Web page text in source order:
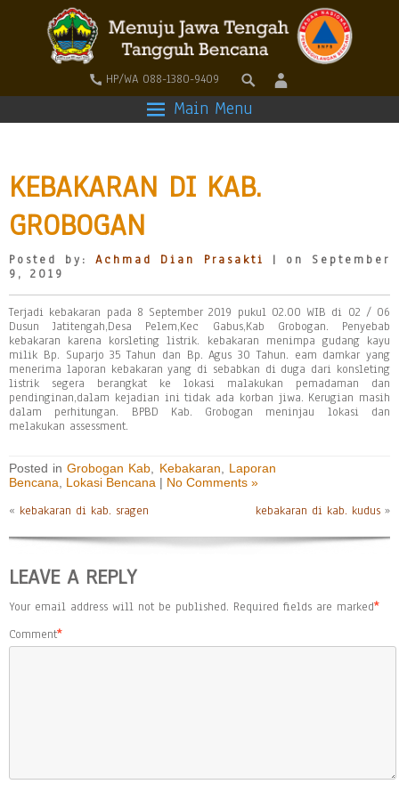
HP/WA 088-1380-9409
Main Menu
KEBAKARAN DI KAB.
GROBOGAN
Posted by:Achmad Dian Prasakti
| on September
9, 2019
Terjadi kebakaran pada 8 September 2019 pukul 02.00 WIB di 02 / 06
Dusun Jatitengah,Desa Pelem,Kec Gabus,Kab Grobogan. Penyebab
kebakaran karena korsleting listrik. kebakaran menimpa gudang kayu
milik Bp. Suparjo 35 Tahun dan Bp. Agus 30 Tahun. eam damkar yang
menerima laporan kebakaran yang di sebabkan di duga dari konsleting
listrik segera berangkat ke lokasi malakukan pemadaman dan
pendinginan,dalam kejadian ini tidak ada korban jiwa. Kerugian masih
dalam perhitungan. BPBD Kab. Grobogan meninjau lokasi dan
melakukan assessment.
Posted inGrobogan Kab Kebakaran
Laporan
Bencana
Lokasi Bencana | No Comments »
« kebakaran di kab. sragen kebakaran di kab. kudus »
LEAVE A REPLY
Your email address will not be published. Required fields are marked*
Comment*